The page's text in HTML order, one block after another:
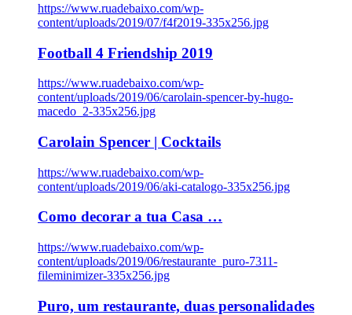
https://www.ruadebaixo.com/wp-
content/uploads/2019/07/f4f2019-335x256.jpg
Football 4 Friendship 2019
https://www.ruadebaixo.com/wp-
content/uploads/2019/06/carolain-spencer-by-hugo-
macedo_2-335x256.jpg
Carolain Spencer | Cocktails
https://www.ruadebaixo.com/wp-
content/uploads/2019/06/aki-catalogo-335x256.jpg
Como decorar a tua Casa …
https://www.ruadebaixo.com/wp-
content/uploads/2019/06/restaurante_puro-7311-
fileminimizer-335x256.jpg
Puro, um restaurante, duas personalidades